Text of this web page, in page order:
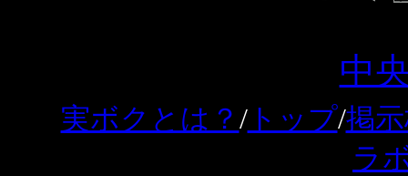
中
実ボクとは？ /トップ/掲
ラ